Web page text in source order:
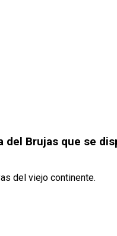
del Brujas que se
del viejo continente.